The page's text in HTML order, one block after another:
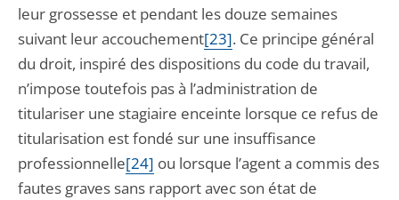
leur grossesse et pendant les douze semaines
suivant leur accouchement[23]. Ce principe général
du droit, inspiré des dispositions du code du travail,
n’impose toutefois pas à l’administration de
titulariser une stagiaire enceinte lorsque ce refus de
titularisation est fondé sur une insuffisance
professionnelle[24] ou lorsque l’agent a commis des
fautes graves sans rapport avec son état de